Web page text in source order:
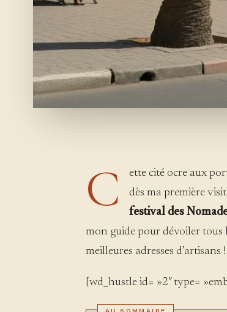
C
ette cité ocre aux
dès ma première
festival des
mon guide pour dévoiler tous
meilleures adresses d’artisans !
[wd_hustle id= »2″ type=